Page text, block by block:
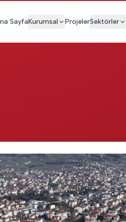
SayfaKurumsal ProjelerSektörler